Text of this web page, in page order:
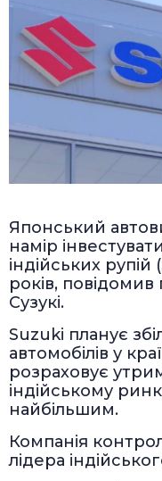
Японський
намір
індійських
років, повідомив
Сузукі.
Suzuki планує
автомобілів у
розраховує
індійському
найбільшим.
Компанія
лідера